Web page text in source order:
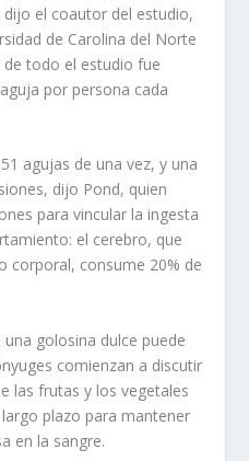
el coautor del estudio,
de Carolina del Norte
todo el estudio fue
por persona cada
agujas de una vez, y una
dijo Pond, quien
para vincular la ingesta
el cerebro, que
corporal, consume 20% de
golosina dulce puede
comienzan a discutir
las frutas y los vegetales
plazo para mantener
en la sangre.